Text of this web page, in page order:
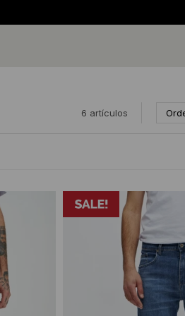
6 artículos